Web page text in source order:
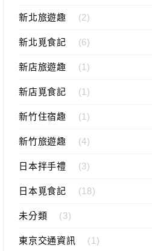
新北旅遊趣 (2)
新北覓食記 (6)
新店旅遊趣 (1)
新店覓食記 (1)
新竹住宿趣 (1)
新竹旅遊趣 (4)
日本拌手禮 (3)
日本覓食記 (18)
未分類 (3)
東京交通資訊 (1)